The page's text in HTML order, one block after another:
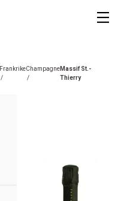
Frankrike
/
Champagne
/
Massif St.-
Thierry